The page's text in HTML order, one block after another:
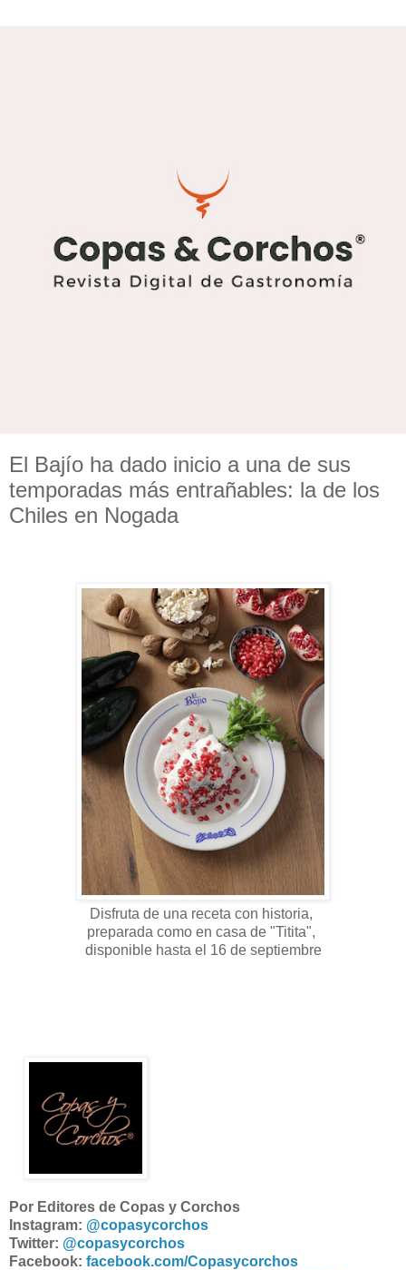
El Bajío ha dado inicio a una de sus
temporadas más entrañables: la de los
Chiles en Nogada
Disfruta de una receta con historia,
preparada como en casa de "Titita",
disponible hasta el 16 de septiembre
Por Editores de Copas y Corchos
Instagram: @copasycorchos
Twitter: @copasycorchos
Facebook: facebook.com/Copasycorchos